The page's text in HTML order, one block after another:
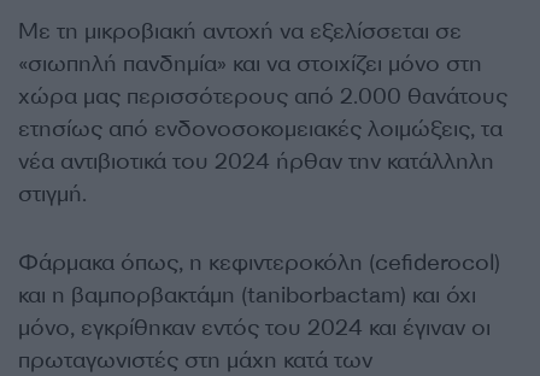
Με τη μικροβιακή αντοχή να εξελίσσεται σε
«σιωπηλή πανδημία» και να στοιχίζει μόνο στη
χώρα μας περισσότερους από 2.000 θανάτους
ετησίως από ενδονοσοκομειακές λοιμώξεις, τα
νέα αντιβιοτικά του 2024 ήρθαν την κατάλληλη
στιγμή.
Φάρμακα όπως, η κεφιντεροκόλη (cefiderocol)
και η βαμπορβακτάμη (taniborbactam) και όχι
μόνο, εγκρίθηκαν εντός του 2024 και έγιναν οι
πρωταγωνιστές στη μάχη κατά των